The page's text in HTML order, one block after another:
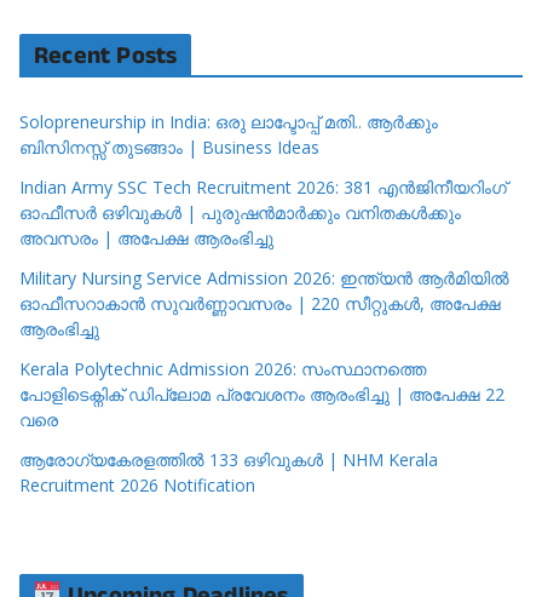
Recent Posts
Solopreneurship in India: ഒരു ലാപ്ടോപ്പ് മതി.. ആർക്കും
ബിസിനസ്സ് തുടങ്ങാം | Business Ideas
Indian Army SSC Tech Recruitment 2026: 381 എൻജിനീയറിംഗ്
ഓഫീസർ ഒഴിവുകൾ | പുരുഷൻമാർക്കും വനിതകൾക്കും
അവസരം | അപേക്ഷ ആരംഭിച്ചു
Military Nursing Service Admission 2026: ഇന്ത്യൻ ആർമിയിൽ
ഓഫീസറാകാൻ സുവർണ്ണാവസരം | 220 സീറ്റുകൾ, അപേക്ഷ
ആരംഭിച്ചു
Kerala Polytechnic Admission 2026: സംസ്ഥാനത്തെ
പോളിടെക്നിക് ഡിപ്ലോമ പ്രവേശനം ആരംഭിച്ചു | അപേക്ഷ 22
വരെ
ആരോഗ്യകേരളത്തിൽ 133 ഒഴിവുകൾ | NHM Kerala
Recruitment 2026 Notification